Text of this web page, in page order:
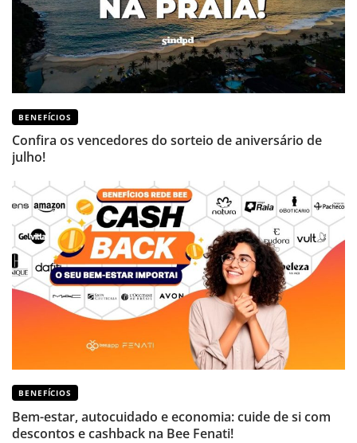
BENEFÍCIOS
Confira os vencedores do sorteio de aniversário de
julho!
BENEFÍCIOS
Bem-estar, autocuidado e economia: cuide de si com
descontos e cashback na Bee Fenati!